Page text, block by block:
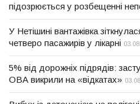
підозрюється у розбещенні
У Нетішині вантажівка
четверо пасажирів у лікарні
5% від дорожніх підрядів:
ОВА викрили на «відкатах»